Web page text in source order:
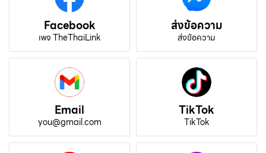
Facebook
เพจ TheThaiLink
ส่งข้อความ
ส่งข้อความ
Email
you@gmail.com
TikTok
TikTok